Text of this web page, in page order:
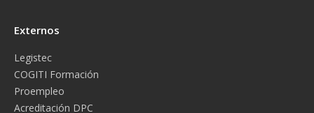
Externos
Legistec
COGITI Formación
Proempleo
Acreditación DPC